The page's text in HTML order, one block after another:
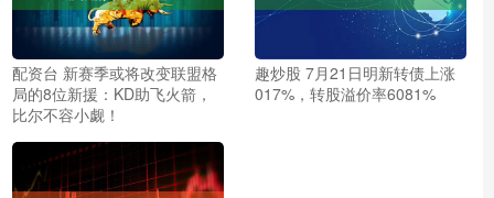
配资台 新赛季或将改变联盟格
局的8位新援：KD助飞火箭，
比尔不容小觑！
趣炒股 7月21日明新转债上涨
017%，转股溢价率6081%